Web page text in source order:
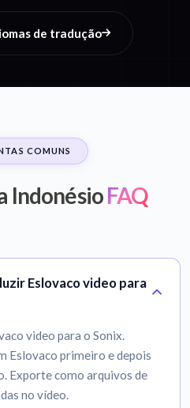
de tradução
COMUNS
IndonésioFAQ
Eslovaco video para
video para o Sonix.
Eslovaco primeiro e depois
Exporte como arquivos de
no vídeo.